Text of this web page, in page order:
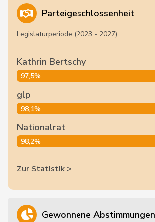
Parteigeschlossenheit
Legislaturperiode (2023 - 2027)
Kathrin Bertschy
97,5%
glp
98,1%
Nationalrat
98,2%
Zur Statistik >
Gewonnene Abstimmungen